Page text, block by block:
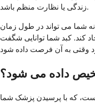
زندگی یا نظارت منظم باشد.
شما می تواند در طول زمان
کند. کبد شما توانایی شگفت
داده می شود؟
که با پرسیدن پزشک شما